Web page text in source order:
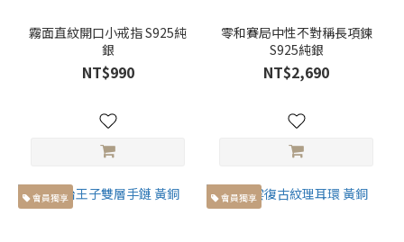
霧面直紋開口小戒指 S925純
銀
NT$990
零和賽局中性不對稱長項鍊
S925純銀
NT$2,690
會員獨享 會員獨享